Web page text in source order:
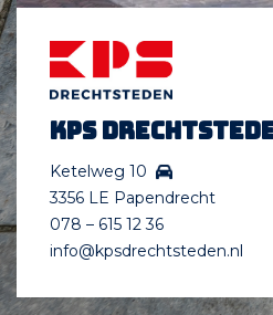
KPS
Ketelweg 10
3356 LE Papendrecht
078 – 615 12 36
info@kpsdrechtsteden.nl